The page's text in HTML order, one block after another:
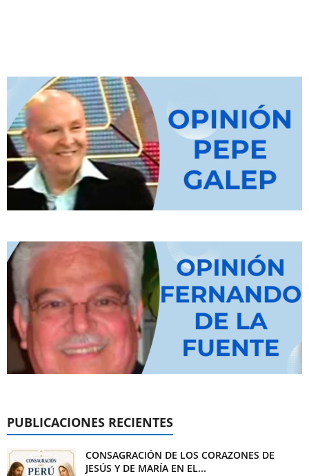
PUBLICACIONES RECIENTES
CONSAGRACIÓN DE LOS CORAZONES DE
JESÚS Y DE MARÍA EN EL...